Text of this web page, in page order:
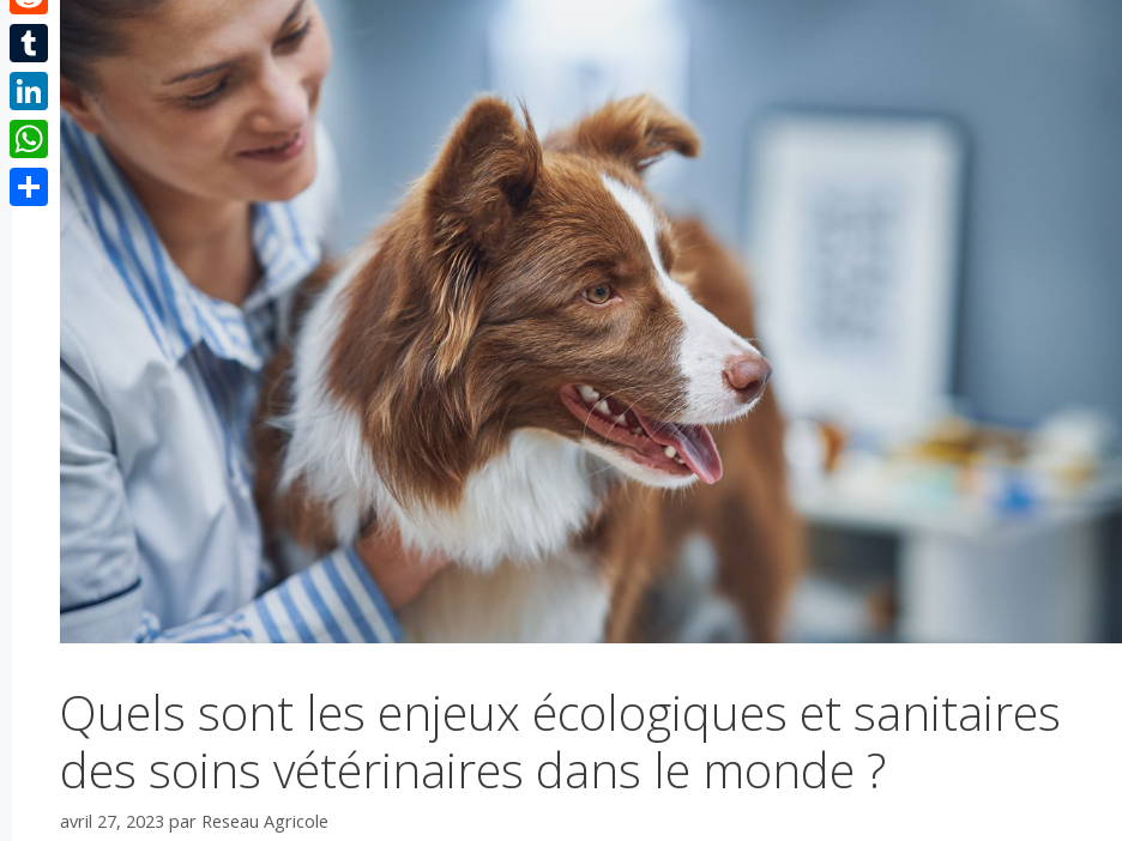
Quels sont les enjeux écologiques et sanitaires
des soins vétérinaires dans le monde ?
avril 27, 2023 par Reseau Agricole
Reddit
Tumblr
LinkedIn
WhatsApp
Partager